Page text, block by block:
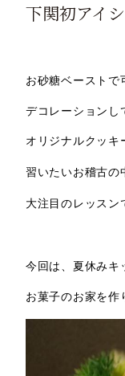
下関初アイ
お砂糖ベーストで
デコレーションし
オリジナルクッキ
習いたいお稽古の
大注目のレッスン
今回は、夏休みキ
お菓子のお家を作